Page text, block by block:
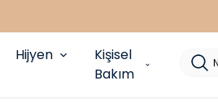
Hijyen
Kişisel
Bakım